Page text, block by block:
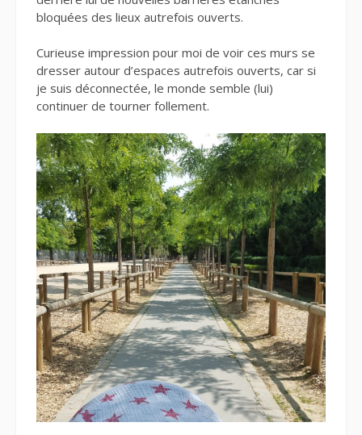
bloquées des lieux autrefois ouverts.
Curieuse impression pour moi de voir ces murs se
dresser autour d’espaces autrefois ouverts, car si
je suis déconnectée, le monde semble (lui)
continuer de tourner follement.